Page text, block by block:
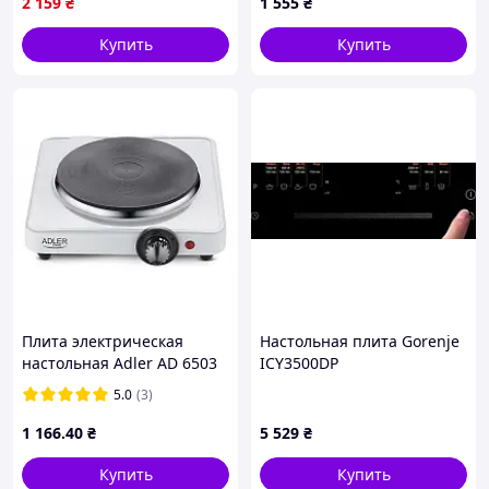
Мощность: 500 Ватт
Цвет корпуса: белый
регулятор
Купить
Купить
Плита электрическая
настольная Adler AD 6503
одноконфорочная D4-2026
5.0 (3)
1 166.40 ₴
Купить
Настольная плита Gorenje
ICY3500DP
5 529 ₴
Купить